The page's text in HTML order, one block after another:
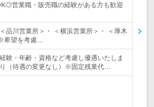
営業職・販売職の経験がある方も歓迎
川営業所＞・ ＜横浜営業所＞・ ＜厚木
希望を考慮…
験・年齢・資格など考慮し優遇いたしま
（待遇の変更なし）※固定残業代…